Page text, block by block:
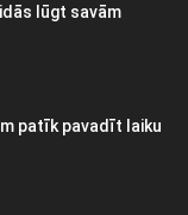
lūgt savām
patīk pavadīt laiku